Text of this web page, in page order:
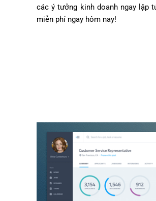
các ý tưởng kinh doanh ngay lập
miễn phí ngay hôm nay!